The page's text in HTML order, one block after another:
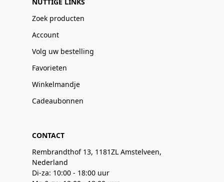
Zoek producten
Account
Volg uw bestelling
Favorieten
Winkelmandje
Cadeaubonnen
CONTACT
Rembrandthof 13, 1181ZL Amstelveen,
Nederland
Di-za: 10:00 - 18:00 uur